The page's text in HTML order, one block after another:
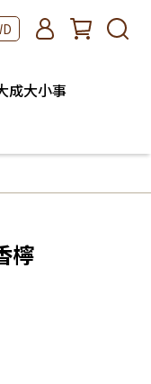
成大小事
檸